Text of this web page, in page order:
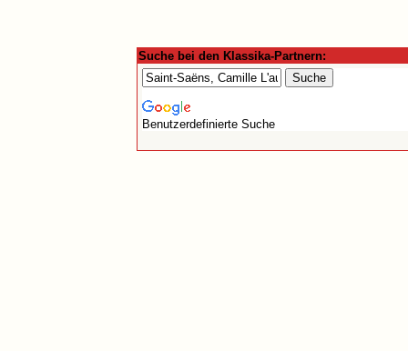
Suche bei den Klassika-Partnern:
Benutzerdefinierte Suche